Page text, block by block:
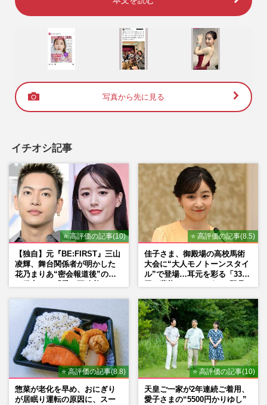
写真から先に見る
イチオシ記事
⭐ 高評価の記事(10)
【独自】元『BE:FIRST』三山
凌輝、舞台関係者が明かした
花乃まりあ“密会報道後”の呆
⭐ 高評価の記事(8.5)
佳子さま、御殿場の高校馬術
大会に“大人モノトーンスタイ
ル”で登場…耳元を彩る「3300
⭐ 高評価の記事(8.8)
惣菜が老化を早め、おにぎり
が居眠り運転の原因に、スー
⭐ 高評価の記事(10)
天皇ご一家が2年連続ご着用、
愛子さまの“5500円かりゆし”